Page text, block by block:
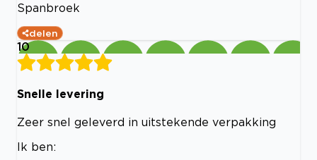
Spanbroek
delen
10
Snelle levering
Zeer snel geleverd in uitstekende verpakking
Ik ben: